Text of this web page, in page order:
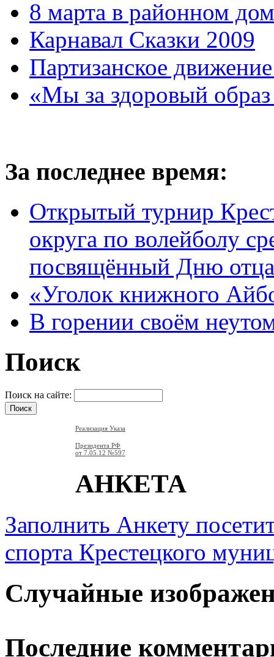
8 марта в районном
Карнавал Сказки 2009
Партизанское
«Мы за здоровый
За последнее время:
Открытый турнир
округа по волейболу
посвящённый Дню отца
«Уголок книжного
В горении своём
Поиск
Поиск на сайте:
Реализация Указа
Президента РФ
от 7.05.12 №597
АНКЕТА
Заполнить Анкету
спорта Крестецкого
Случайные
Последние